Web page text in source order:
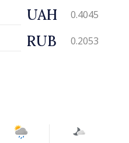
UAH 0.4045
RUB 0.2053